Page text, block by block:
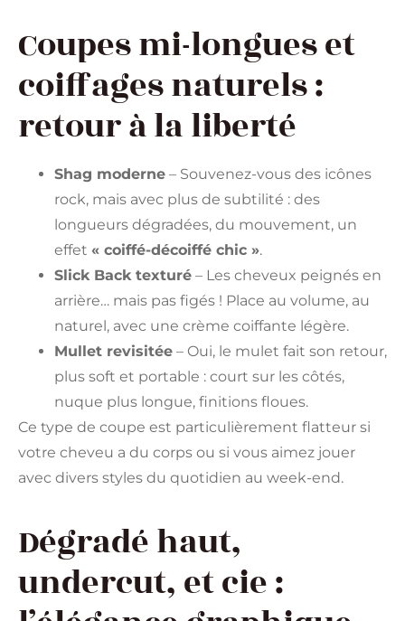
Coupes mi-longues et
coiffages naturels :
retour à la liberté
Shag moderne – Souvenez-vous des icônes
rock, mais avec plus de subtilité : des
longueurs dégradées, du mouvement, un
effet « coiffé-décoiffé chic ».
Slick Back texturé – Les cheveux peignés en
arrière… mais pas figés ! Place au volume, au
naturel, avec une crème coiffante légère.
Mullet revisitée – Oui, le mulet fait son retour,
plus soft et portable : court sur les côtés,
nuque plus longue, finitions floues.
Ce type de coupe est particulièrement flatteur si
votre cheveu a du corps ou si vous aimez jouer
avec divers styles du quotidien au week-end.
Dégradé haut,
undercut, et cie :